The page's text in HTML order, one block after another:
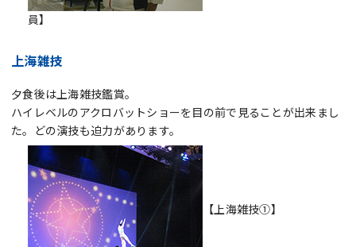
員】
上海雑技
夕食後は上海雑技鑑賞。
ハイレベルのアクロバットショーを目の前で見ることが出来まし
た。どの演技も迫力があります。
【上海雑技①】